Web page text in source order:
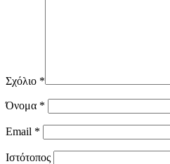
Σχόλιο *
Όνομα *
Email *
Ιστότοπος